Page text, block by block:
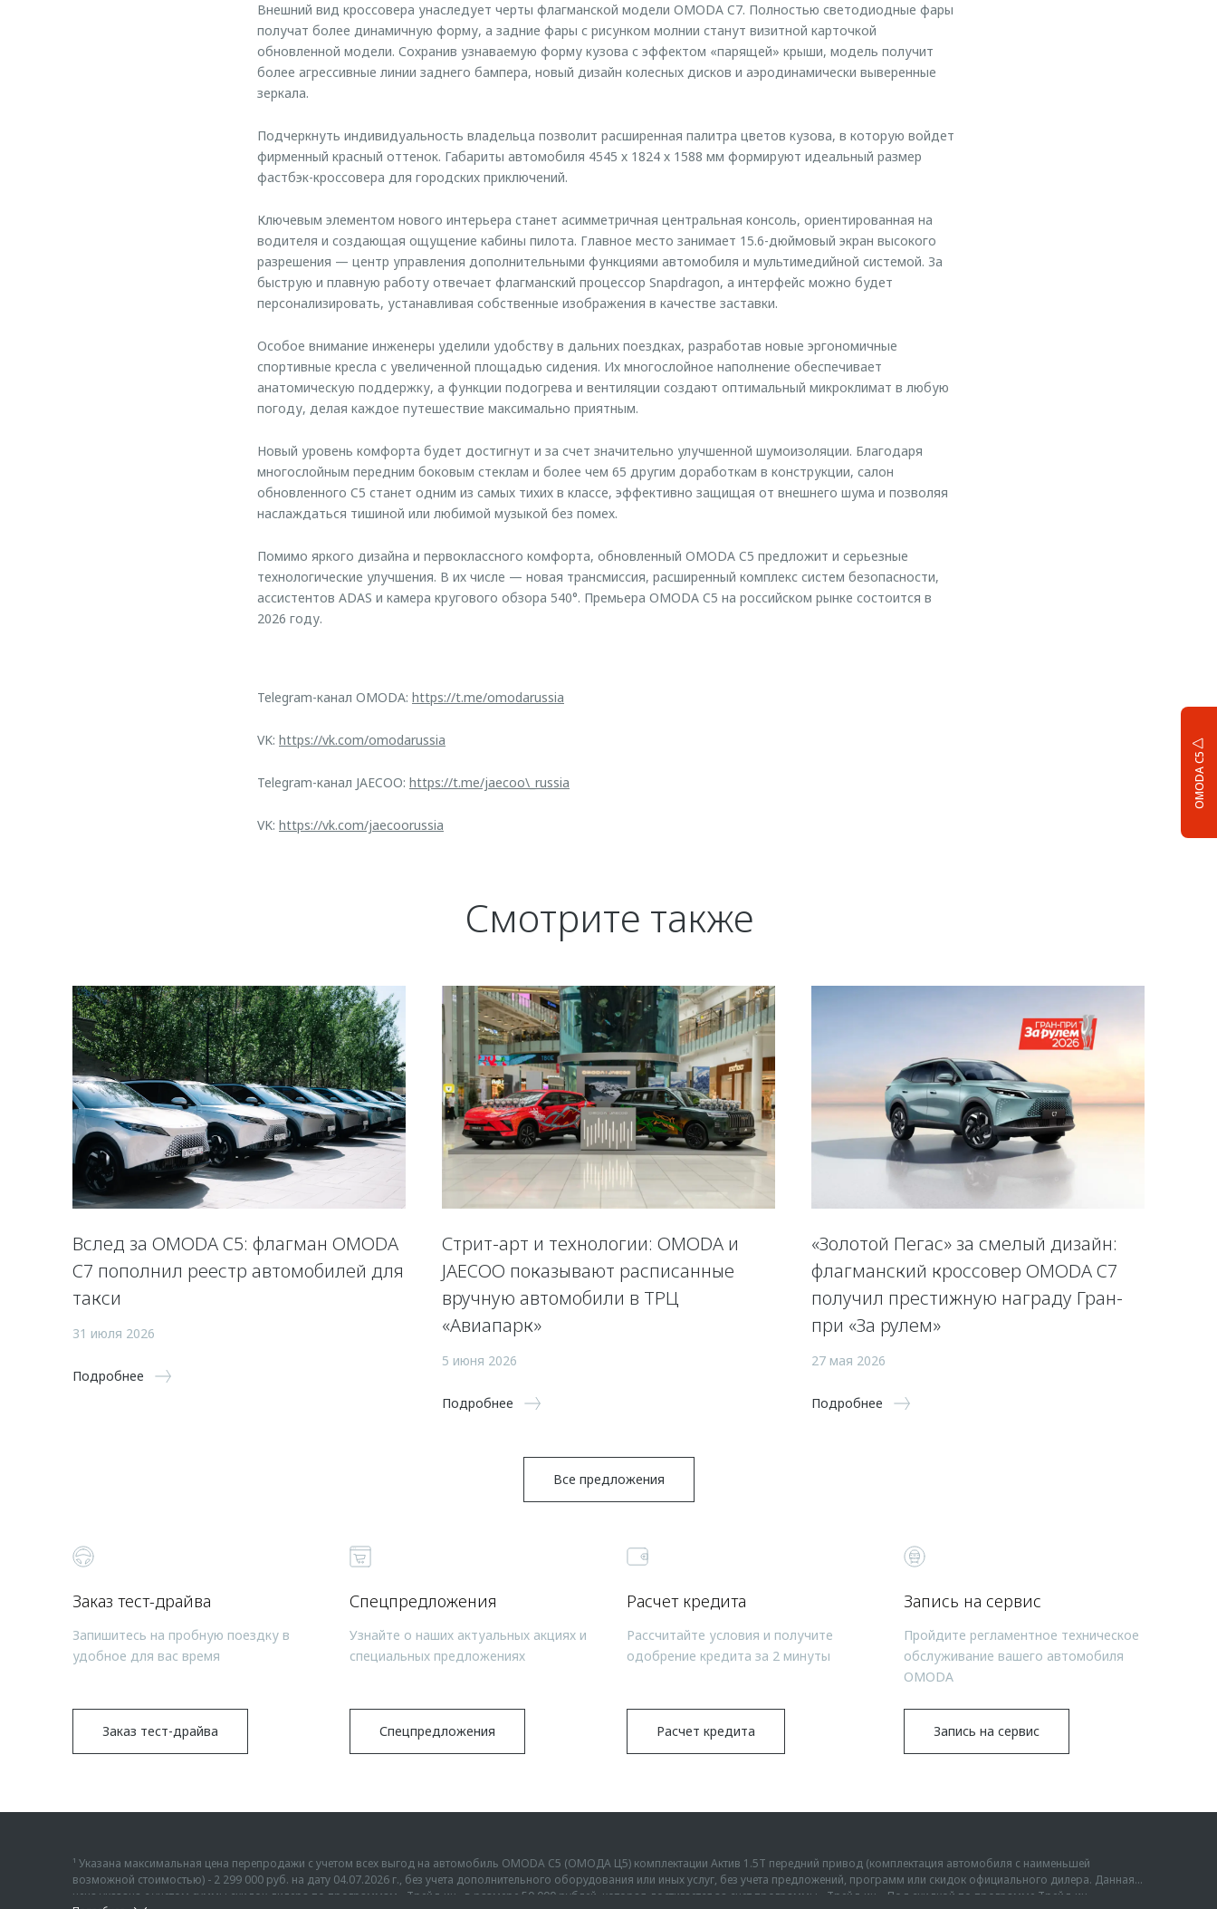
OMODA C5
Внешний вид кроссовера унаследует черты флагманской модели OMODA C7. Полностью светодиодные фары
получат более динамичную форму, а задние фары с рисунком молнии станут визитной карточкой
обновленной модели. Сохранив узнаваемую форму кузова с эффектом «парящей» крыши, модель получит
более агрессивные линии заднего бампера, новый дизайн колесных дисков и аэродинамически выверенные
зеркала.
Подчеркнуть индивидуальность владельца позволит расширенная палитра цветов кузова, в которую войдет
фирменный красный оттенок. Габариты автомобиля 4545 х 1824 х 1588 мм формируют идеальный размер
фастбэк-кроссовера для городских приключений.
Ключевым элементом нового интерьера станет асимметричная центральная консоль, ориентированная на
водителя и создающая ощущение кабины пилота. Главное место занимает 15.6-дюймовый экран высокого
разрешения — центр управления дополнительными функциями автомобиля и мультимедийной системой. За
быструю и плавную работу отвечает флагманский процессор Snapdragon, а интерфейс можно будет
персонализировать, устанавливая собственные изображения в качестве заставки.
Особое внимание инженеры уделили удобству в дальних поездках, разработав новые эргономичные
спортивные кресла с увеличенной площадью сидения. Их многослойное наполнение обеспечивает
анатомическую поддержку, а функции подогрева и вентиляции создают оптимальный микроклимат в любую
погоду, делая каждое путешествие максимально приятным.
Новый уровень комфорта будет достигнут и за счет значительно улучшенной шумоизоляции. Благодаря
многослойным передним боковым стеклам и более чем 65 другим доработкам в конструкции, салон
обновленного C5 станет одним из самых тихих в классе, эффективно защищая от внешнего шума и позволяя
наслаждаться тишиной или любимой музыкой без помех.
Помимо яркого дизайна и первоклассного комфорта, обновленный OMODA C5 предложит и серьезные
технологические улучшения. В их числе — новая трансмиссия, расширенный комплекс систем безопасности,
ассистентов ADAS и камера кругового обзора 540°. Премьера OMODA C5 на российском рынке состоится в
2026 году.
Telegram-канал OMODA: https://t.me/omodarussia
VK: https://vk.com/omodarussia
Telegram-канал JAECOO: https://t.me/jaecoo\_russia
VK: https://vk.com/jaecoorussia
Смотрите также
Вслед за OMODA C5: флагман OMODA
C7 пополнил реестр автомобилей для
такси
31 июля 2026
Подробнее
Стрит-арт и технологии: OMODA и
JAECOO показывают расписанные
вручную автомобили в ТРЦ
«Авиапарк»
5 июня 2026
Подробнее
«Золотой Пегас» за смелый дизайн:
флагманский кроссовер OMODA C7
получил престижную награду Гран-
при «За рулем»
27 мая 2026
Подробнее
Все предложения
Заказ тест-драйва
Запишитесь на пробную поездку в
удобное для вас время
Заказ тест-драйва
Спецпредложения
Узнайте о наших актуальных акциях и
специальных предложениях
Спецпредложения
Расчет кредита
Рассчитайте условия и получите
одобрение кредита за 2 минуты
Расчет кредита
Запись на сервис
Пройдите регламентное техническое
обслуживание вашего автомобиля
OMODA
Запись на сервис
¹ Указана максимальная цена перепродажи с учетом всех выгод на автомобиль OMODA C5 (ОМОДА Ц5) комплектации Актив 1.5Т передний привод (комплектация автомобиля с наименьшей
возможной стоимостью) - 2 299 000 руб. на дату 04.07.2026 г., без учета дополнительного оборудования или иных услуг, без учета предложений, программ или скидок официального дилера. Данная
цена указана с учетом суммы скидок дилера по программам «Трейд-ин» в размере 50 000 рублей, которая достигается за счет программы «Трейд-ин». Под скидкой по программе Трейд-ин